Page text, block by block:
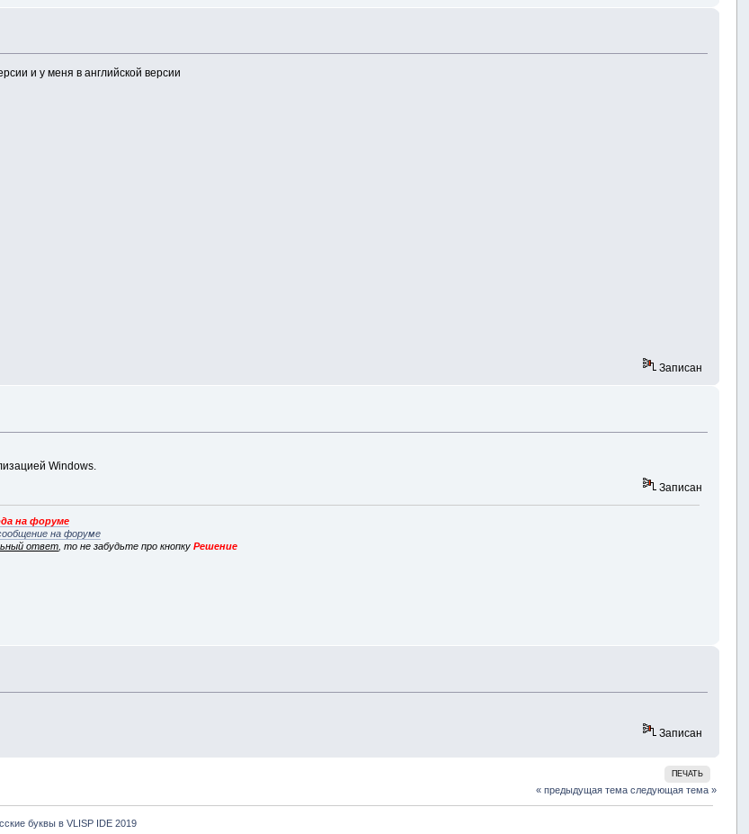
и у меня в английской версии
Записан
Windows.
Записан
на форуме
на форуме
ответ , то не забудьте про кнопкуРешение
Записан
ПЕЧАТЬ
« предыдущая тема следующая тема »
буквы в VLISP IDE 2019